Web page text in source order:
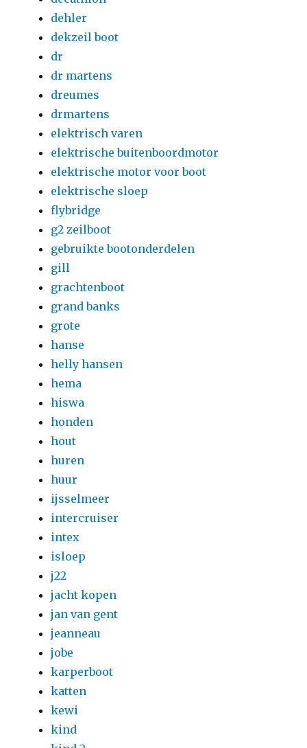
dehler
dekzeil boot
dr
dr martens
dreumes
drmartens
elektrisch varen
elektrische buitenboordmotor
elektrische motor voor boot
elektrische sloep
flybridge
g2 zeilboot
gebruikte bootonderdelen
gill
grachtenboot
grand banks
grote
hanse
helly hansen
hema
hiswa
honden
hout
huren
huur
ijsselmeer
intercruiser
intex
isloep
j22
jacht kopen
jan van gent
jeanneau
jobe
karperboot
katten
kewi
kind